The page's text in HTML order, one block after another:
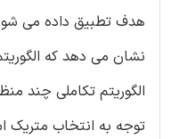
هدف تطبیق داده می
نشان می دهد که
الگوریتم تکاملی چند
توجه به انتخاب متریک